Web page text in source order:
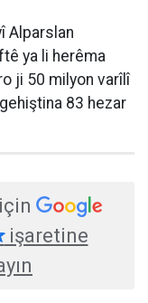
Alparslan
ya li herêma
ji 50 milyon varîlî
83 hezar
işaretine